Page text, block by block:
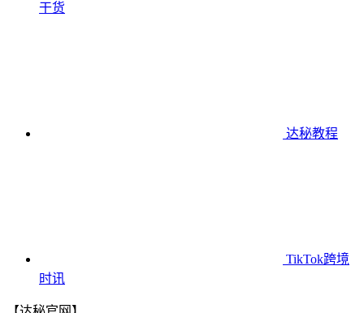
干货
达秘教程
TikTok跨境
时讯